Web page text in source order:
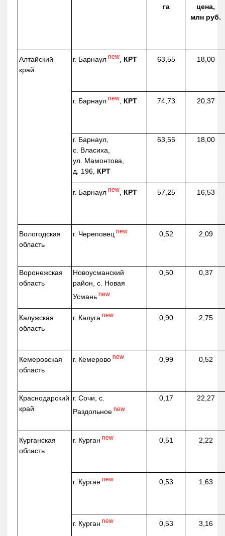
га
цена,
млн руб.
Алтайский
край
г. Барнаул new КРТ 63,55 18,00
г. Барнаул new КРТ 74,73 20,37
г. Барнаул,
с. Власиха,
ул. Мамонтова,
д. 196, КРТ
63,55 18,00
г. Барнаул new КРТ 57,25 16,53
Вологодская
область
г. Череповец new 0,52 2,09
Воронежская
область
Новоусманский
район, с. Новая
Усмань new
0,50 0,37
Калужская
область
г. Калуга new 0,90 2,75
Кемеровская
область
г. Кемерово new 0,99 0,52
Краснодарский
край
г. Сочи, с.
Раздольное new
0,17 22,27
Курганская
область
г. Курган new 0,51 2,22
г. Курган new 0,53 1,63
г. Курган new 0,53 3,16